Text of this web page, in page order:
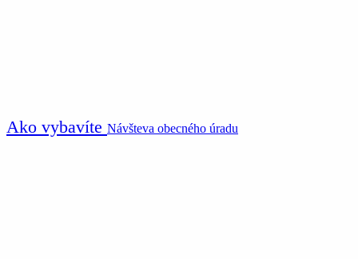
Ako vybavíte Návšteva obecného úradu